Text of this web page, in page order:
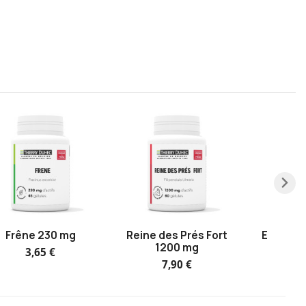
Frêne 230 mg
3,65 €
Reine des Prés Fort
1200 mg
7,90 €
Elixir du